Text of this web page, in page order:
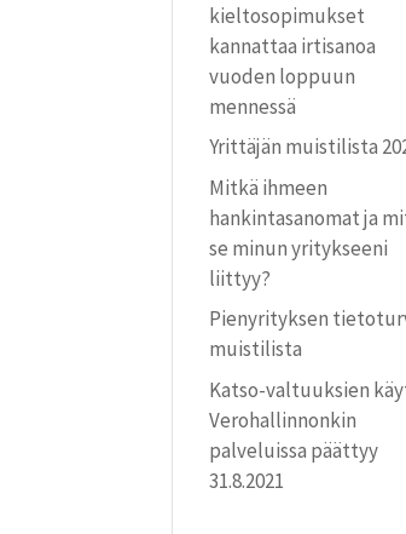
kielto­sopimukset
kannattaa irtisanoa
vuoden loppuun
mennessä
Yrittäjän muistilista
Mitkä ihmeen
hankintasanomat ja
se minun yritykseeni
liittyy?
Pienyrityksen
muistilista
Katso-valtuuksien
Verohallinnonkin
palveluissa päättyy
31.8.2021